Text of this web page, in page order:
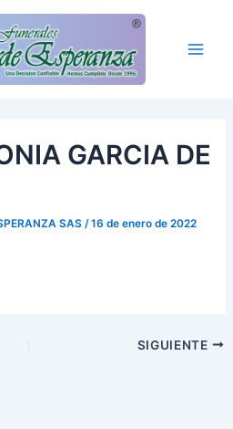
GARCIA DE
SAS/16 de enero de 2022
SIGUIENTE